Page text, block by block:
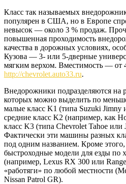
Класс так называемых
популярен в США, но в Европе
невысок — около 3 % продаж.
повышенная проходимость
качества в дорожных условиях,
Кузова — 3- или 5-дверные
мягким верхом. Вместимость — от
http://chevrolet.auto33.ru.
Внедорожники подразделяются на
которых можно выделить по
малые класс K1 (типа Suzuki Jimny
средние класс K2 (например, как
класс K3 (типа Chevrolet Tahoe или
Фактически эти машины разных
под одним названием. Кроме этого,
быстроходные модели для езды по
(например, Lexus RX 300 или
«работяги» по любой местности
Nissan Patrol GR).